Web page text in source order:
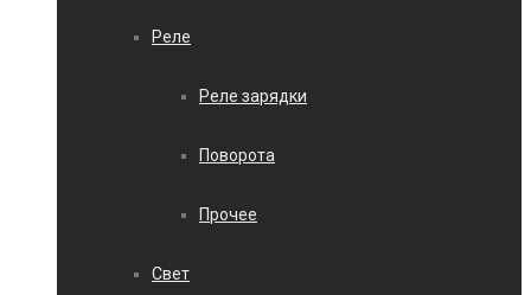
Реле
Реле зарядки
Поворота
Прочее
Свет